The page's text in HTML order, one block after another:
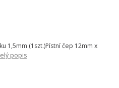
1,5mm (1szt.)Pístní čep 12mm x
popis